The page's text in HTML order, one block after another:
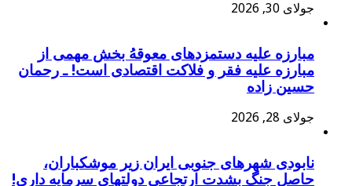
جولای 30, 2026
مبارزه علیه دستمزدهای معوقهُ بخش مهمی از
مبارزه علیه فقر و فلاکت اقتصادی است! ـ رحمان
حسین زاده
جولای 28, 2026
نابودی شهرهای جنوبی ایران زیر موشکباران،
حاصل جنگ بشدت ارتجاعی دولتهای سرمایه داری!